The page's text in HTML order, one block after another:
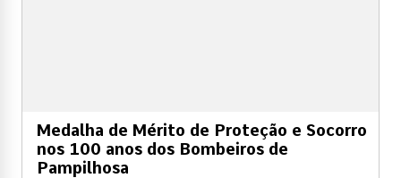
Medalha de Mérito de Proteção e Socorro
nos 100 anos dos Bombeiros de
Pampilhosa